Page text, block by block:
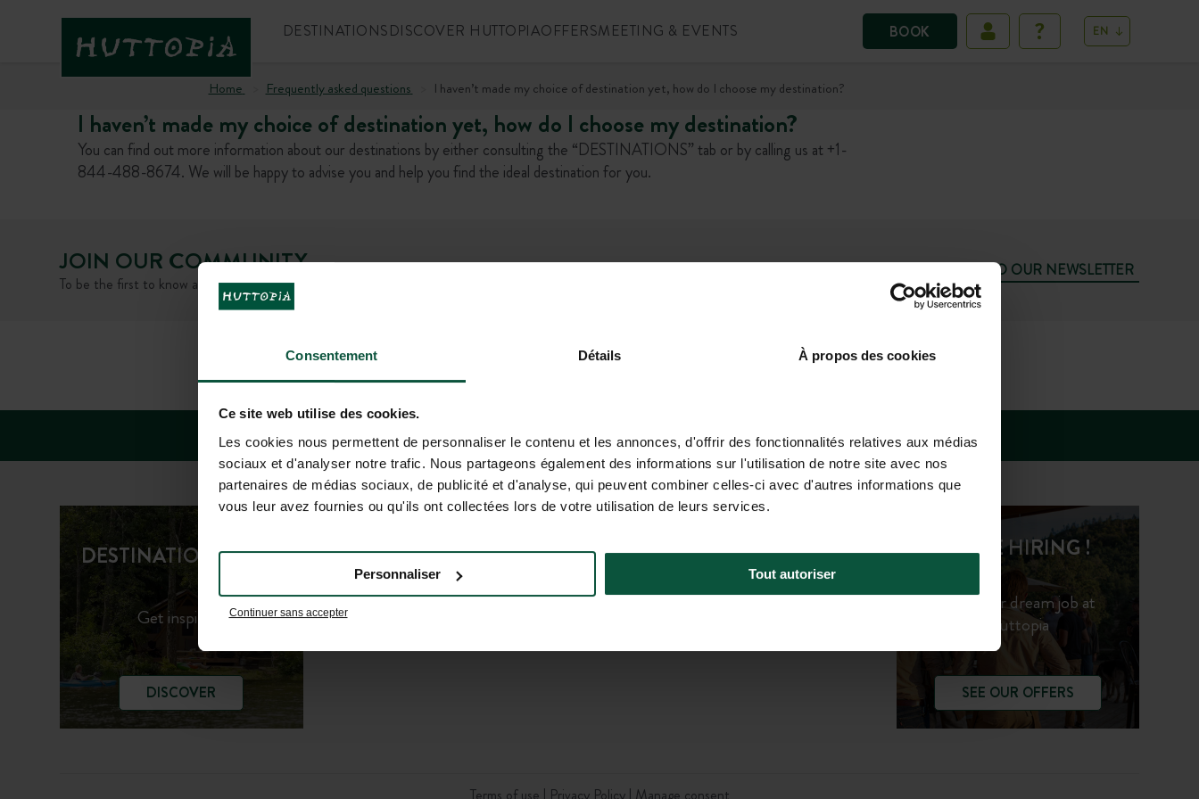
Consentement Détails À propos des cookies
Ce site web utilise des cookies.
Les cookies nous permettent de personnaliser le contenu et les annonces, d'offrir des fonctionnalités relatives aux médias
sociaux et d'analyser notre trafic. Nous partageons également des informations sur l'utilisation de notre site avec nos
partenaires de médias sociaux, de publicité et d'analyse, qui peuvent combiner celles-ci avec d'autres informations que
vous leur avez fournies ou qu'ils ont collectées lors de votre utilisation de leurs services.
Continuer sans accepter
Personnaliser Tout autoriser
BOOK
DESTINATIONSDISCOVER HUTTOPIAOFFERSMEETING & EVENTS EN
Home Frequently asked questions I haven’t made my choice of destination yet, how do I choose my destination?
I haven’t made my choice of destination yet, how do I choose my destination?
You can find out more information about our destinations by either consulting the “DESTINATIONS” tab or by calling us at +1-
844-488-8674. We will be happy to advise you and help you find the ideal destination for you.
JOIN OUR COMMUNITY
To be the first to know about Huttopia news and promotional offers!
SUBSCRIBE TO OUR NEWSLETTER
FAQ
+1 (844) 488-8674
MON-FRI 9.00AM-6.00PM - SAT-SUN 10.00AM-
DESTINATION GUIDE
Get inspired!
DISCOVER
Huttopia Corporate
Huttopia Foundation
Careers North America
Brochure WE'RE HIRING !
Find your dream job at
Huttopia
SEE OUR OFFERS
Terms of use Privacy Policy Manage consent